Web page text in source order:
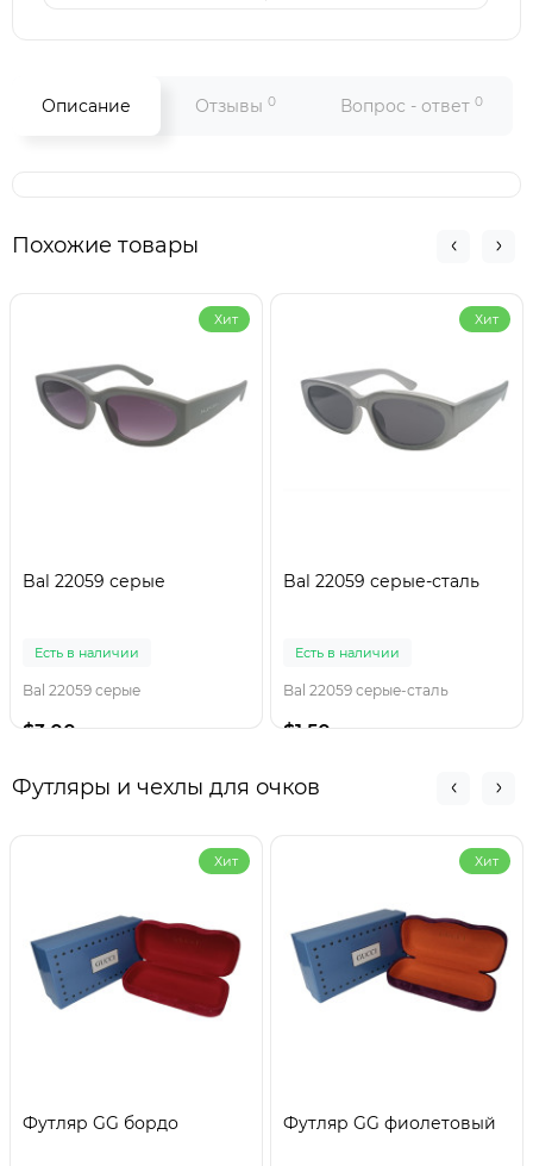
Описание Отзывы 0 Вопрос - ответ 0
Похожие товары
Хит
Bal 22059 серые
Есть в наличии
Bal 22059 серые
$3.00
Хит
Bal 22059 серые-сталь
Есть в наличии
Bal 22059 серые-сталь
$1.50
Футляры и чехлы для очков
Хит
Футляр GG бордо
Хит
Футляр GG фиолетовый